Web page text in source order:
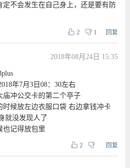
定不会发生在自己身上，还是要有防
2 1 回复
2018年08月24日 15:35
年7月3日08：30左右
庙冲公交卡的第二个亭子
时候放左边衣服口袋 右边拿钱冲卡
就没发现人了
也记得放包里
2 回复